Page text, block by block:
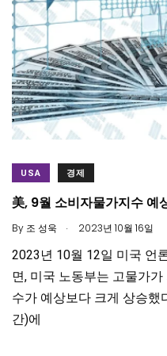
USA 경제
美, 9월 소비자물가지수 예
By 조 성욱 . 2023년 10월 16일
2023년 10월 12일 미국 언
면, 미국 노동부는 고물가
수가 예상보다 크게 상승했
간)에